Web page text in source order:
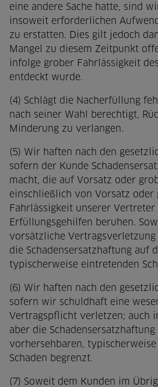
eine andere Sache hatte, sind
insoweit erforderlichen
zu erstatten. Dies gilt jedoch
Mangel zu diesem Zeitpunkt
infolge grober Fahrlässigkeit
entdeckt wurde.
(4) Schlägt die Nacherfüllung
nach seiner Wahl berechtigt,
Minderung zu verlangen.
(5) Wir haften nach den
sofern der Kunde
macht, die auf Vorsatz oder
einschließlich von Vorsatz oder
Fahrlässigkeit unserer Vertreter
Erfüllungsgehilfen beruhen.
vorsätzliche
die Schadensersatzhaftung auf
typischerweise eintretenden
(6) Wir haften nach den
sofern wir schuldhaft eine
Vertragspflicht verletzen; auch
aber die Schadensersatzhaftung
vorhersehbaren,
Schaden begrenzt.
(7) Soweit dem Kunden im